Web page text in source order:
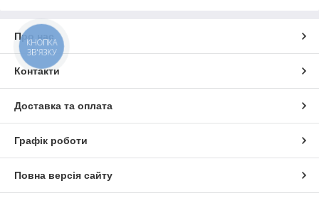
Про нас
Контакти
Доставка та оплата
Графік роботи
Повна версія сайту
КНОПКА
ЗВ'ЯЗКУ